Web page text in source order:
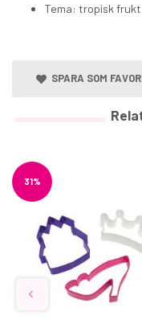
Tema: tropisk frukt
SPARA SOM
31%